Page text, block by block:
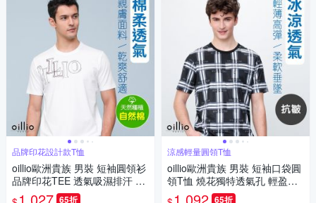
品牌印花設計款T恤
oillio歐洲貴族 男裝 短袖圓領衫
品牌印花TEE 透氣吸濕排汗 彈
力 白色 法國品牌
65折
涼感輕量圓領T恤
oillio歐洲貴族 男裝 短袖口袋圓
領T恤 燒花獨特透氣孔 輕盈帶
走熱氣 黑色 法國品牌
65折